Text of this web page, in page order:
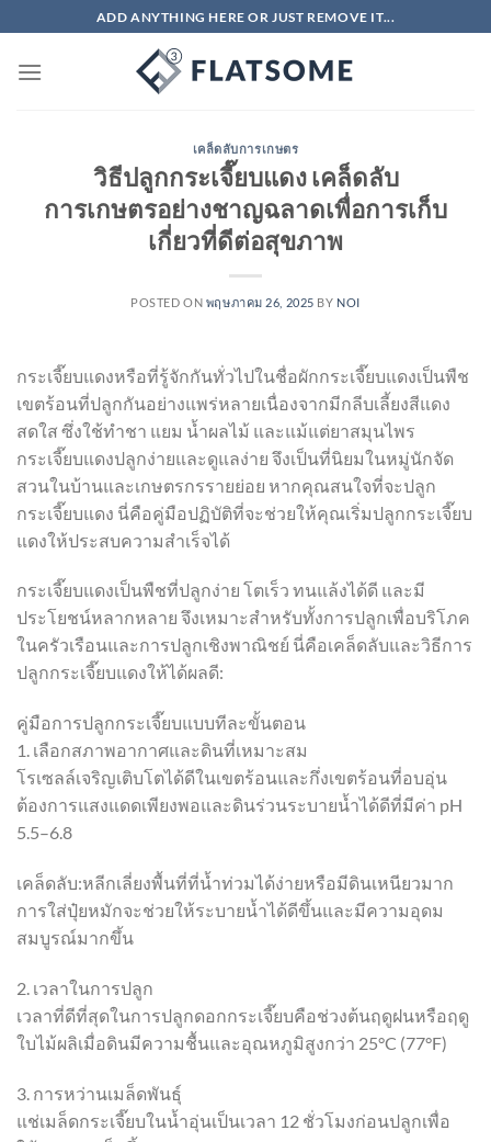
ไป
ADD ANYTHING HERE OR JUST REMOVE IT...
เคล็ดลับการเกษตร
วิธีปลูกกระเจี๊ยบแดง เคล็ดลับ
การเกษตรอย่างชาญฉลาดเพื่อการเก็บ
เกี่ยวที่ดีต่อสุขภาพ
POSTED ON พฤษภาคม 26, 2025 BY NOI
กระเจี๊ยบแดงหรือที่รู้จักกันทั่วไปในชื่อผักกระเจี๊ยบแดงเป็นพืช
เขตร้อนที่ปลูกกันอย่างแพร่หลายเนื่องจากมีกลีบเลี้ยงสีแดง
สดใส ซึ่งใช้ทำชา แยม น้ำผลไม้ และแม้แต่ยาสมุนไพร
กระเจี๊ยบแดงปลูกง่ายและดูแลง่าย จึงเป็นที่นิยมในหมู่นักจัด
สวนในบ้านและเกษตรกรรายย่อย หากคุณสนใจที่จะปลูก
กระเจี๊ยบแดง นี่คือคู่มือปฏิบัติที่จะช่วยให้คุณเริ่มปลูกกระเจี๊ยบ
แดงให้ประสบความสำเร็จได้
กระเจี๊ยบแดงเป็นพืชที่ปลูกง่าย โตเร็ว ทนแล้งได้ดี และมี
ประโยชน์หลากหลาย จึงเหมาะสำหรับทั้งการปลูกเพื่อบริโภค
ในครัวเรือนและการปลูกเชิงพาณิชย์ นี่คือเคล็ดลับและวิธีการ
ปลูกกระเจี๊ยบแดงให้ได้ผลดี:
คู่มือการปลูกกระเจี๊ยบแบบทีละขั้นตอน
1. เลือกสภาพอากาศและดินที่เหมาะสม
โรเซลล์เจริญเติบโตได้ดีในเขตร้อนและกึ่งเขตร้อนที่อบอุ่น
ต้องการแสงแดดเพียงพอและดินร่วนระบายน้ำได้ดีที่มีค่า pH
5.5–6.8
เคล็ดลับ:หลีกเลี่ยงพื้นที่ที่น้ำท่วมได้ง่ายหรือมีดินเหนียวมาก
การใส่ปุ๋ยหมักจะช่วยให้ระบายน้ำได้ดีขึ้นและมีความอุดม
สมบูรณ์มากขึ้น
2. เวลาในการปลูก
เวลาที่ดีที่สุดในการปลูกดอกกระเจี๊ยบคือช่วงต้นฤดูฝนหรือฤดู
ใบไม้ผลิเมื่อดินมีความชื้นและอุณหภูมิสูงกว่า 25°C (77°F)
3. การหว่านเมล็ดพันธุ์
แช่เมล็ดกระเจี๊ยบในน้ำอุ่นเป็นเวลา 12 ชั่วโมงก่อนปลูกเพื่อ